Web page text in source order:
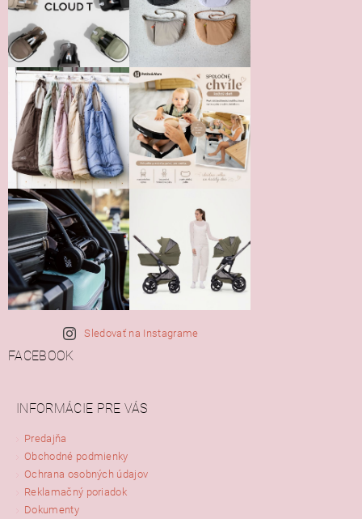
Sledovať na Instagrame
FACEBOOK
INFORMÁCIE PRE VÁS
Predajňa
Obchodné podmienky
Ochrana osobných údajov
Reklamačný poriadok
Dokumenty